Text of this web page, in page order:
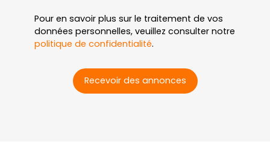
Pour en savoir plus sur le traitement de vos
données personnelles, veuillez consulter notre
politique de confidentialité.
Recevoir des annonces